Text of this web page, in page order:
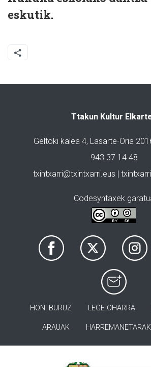
eskutik.
Ttakun Kultur
Geltoki kalea 4, Lasarte-Oria
943 37 14 48
txintxarri@txintxarri.eus |
Codesyntaxek
HONI BURUZ LEGE OHARRA
ARAUAK